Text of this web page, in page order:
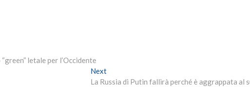
letale per l’Occidente
NextNext
post:
La Russia di Putin fallirà perché è aggrappata